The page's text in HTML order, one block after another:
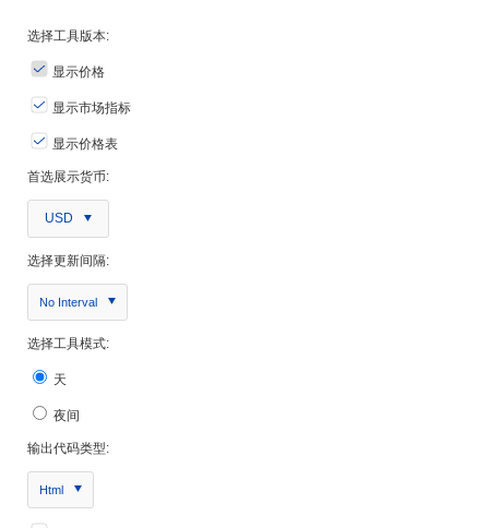
选择工具版本:
显示价格
显示市场指标
显示价格表
首选展示货币:
USD
选择更新间隔:
No Interval
选择工具模式:
天
夜间
输出代码类型:
Html